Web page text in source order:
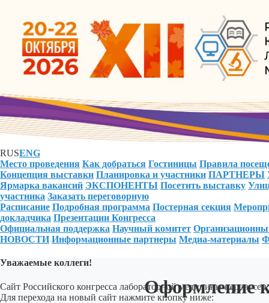
RUSENG
Место проведения Как добраться Гостиницы Правила
Концепция выставки Планировка и участники ПАРТНЕРЫ
Ярмарка вакансий ЭКСПОНЕНТЫ Посетить выставку
участника Заказать переговорную
Расписание Подробная программа Постерная секция
докладчика Презентации Конгресса
Официальная поддержка Научный комитет
НОВОСТИ Информационные партнеры Медиа-материалы
Уважаемые коллеги!
Сайт Российского конгресса лабораторной медицины
Для перехода на новый сайт нажмите кнопку ниже:
Оформление